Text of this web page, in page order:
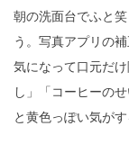
朝の洗面台でふと
う。写真アプリの
気になって口元だ
し」「コーヒーの
と黄色っぽい気がす